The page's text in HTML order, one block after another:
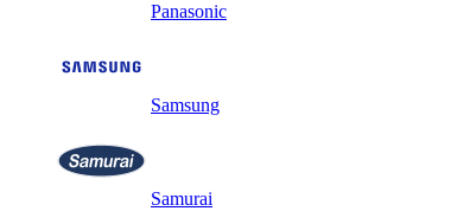
Panasonic
Samsung
Samurai